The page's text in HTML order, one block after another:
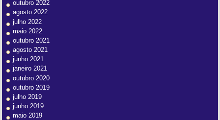
outubro 2022
agosto 2022
julho 2022
maio 2022
outubro 2021
agosto 2021
junho 2021
janeiro 2021
outubro 2020
outubro 2019
julho 2019
junho 2019
maio 2019